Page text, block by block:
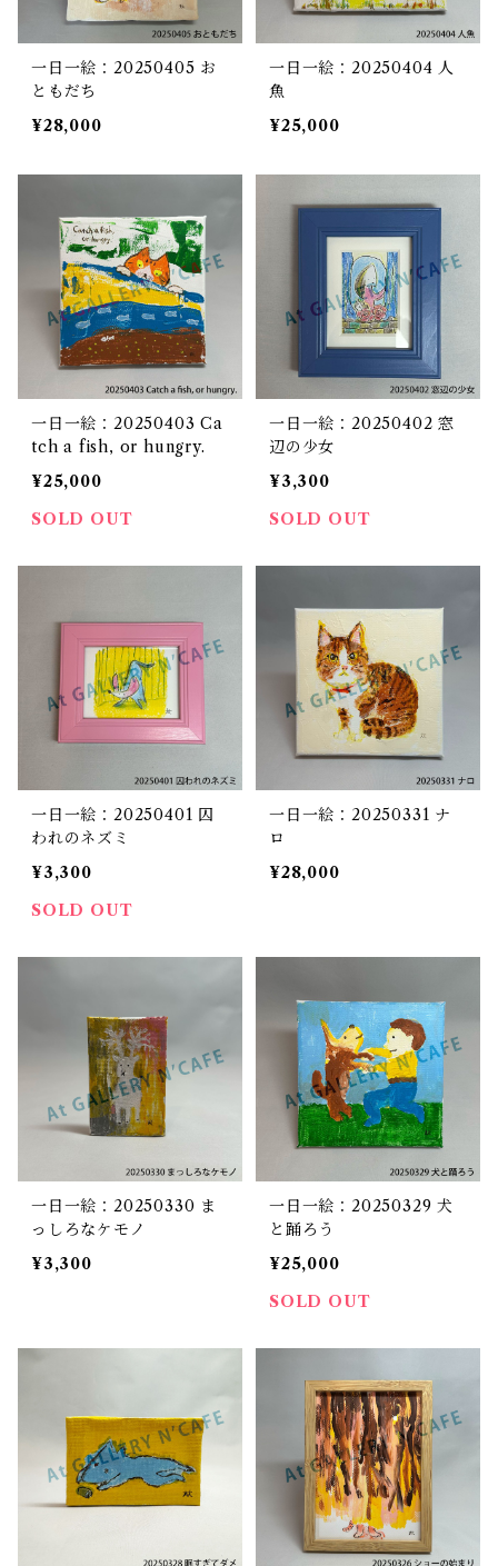
一日一絵：20250405 お
ともだち
¥28,000
一日一絵：20250404 人
魚
¥25,000
一日一絵：20250403 Ca
tch a fish, or hungry.
¥25,000
SOLD OUT
一日一絵：20250402 窓
辺の少女
¥3,300
SOLD OUT
一日一絵：20250401 囚
われのネズミ
¥3,300
SOLD OUT
一日一絵：20250331 ナ
ロ
¥28,000
一日一絵：20250330 ま
っしろなケモノ
¥3,300
一日一絵：20250329 犬
と踊ろう
¥25,000
SOLD OUT